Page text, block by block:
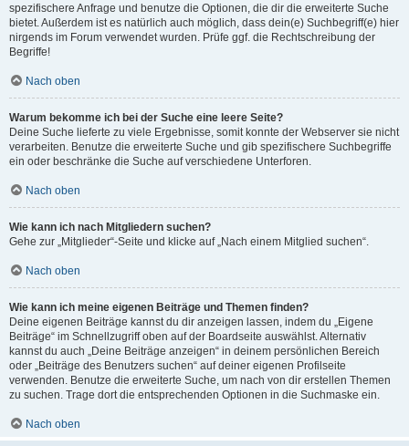
spezifischere Anfrage und benutze die Optionen, die dir die erweiterte Suche
bietet. Außerdem ist es natürlich auch möglich, dass dein(e) Suchbegriff(e) hier
nirgends im Forum verwendet wurden. Prüfe ggf. die Rechtschreibung der
Begriffe!
Nach oben
Warum bekomme ich bei der Suche eine leere Seite?
Deine Suche lieferte zu viele Ergebnisse, somit konnte der Webserver sie nicht
verarbeiten. Benutze die erweiterte Suche und gib spezifischere Suchbegriffe
ein oder beschränke die Suche auf verschiedene Unterforen.
Nach oben
Wie kann ich nach Mitgliedern suchen?
Gehe zur „Mitglieder“-Seite und klicke auf „Nach einem Mitglied suchen“.
Nach oben
Wie kann ich meine eigenen Beiträge und Themen finden?
Deine eigenen Beiträge kannst du dir anzeigen lassen, indem du „Eigene
Beiträge“ im Schnellzugriff oben auf der Boardseite auswählst. Alternativ
kannst du auch „Deine Beiträge anzeigen“ in deinem persönlichen Bereich
oder „Beiträge des Benutzers suchen“ auf deiner eigenen Profilseite
verwenden. Benutze die erweiterte Suche, um nach von dir erstellen Themen
zu suchen. Trage dort die entsprechenden Optionen in die Suchmaske ein.
Nach oben